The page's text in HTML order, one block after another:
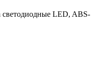
LED, ABS-